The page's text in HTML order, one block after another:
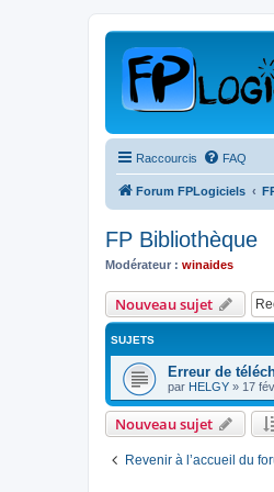
Raccourcis FAQ
Forum FPLogiciels
FP Bibliothèque
Modérateur : winaides
Nouveau sujet
SUJETS
Erreur de
par HELGY » 17
Nouveau sujet
Revenir à l’accueil du